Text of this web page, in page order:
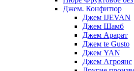
Джем. Конфитюр
Джем IJEVAN
Джем Шамб
Джем Арарат
Джем te Gusto
Джем YAN
Джем Агроянс